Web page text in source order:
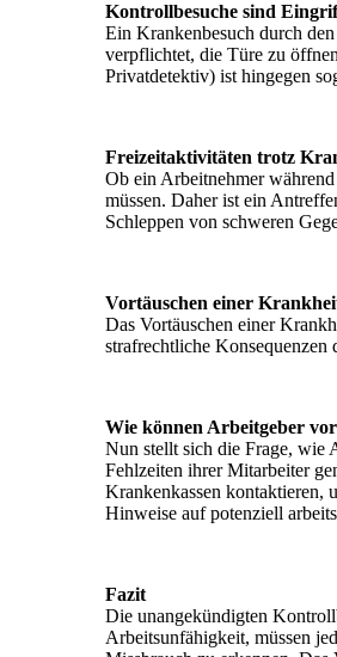
Kontrollbesuche sind
Ein Krankenbesuch durch
verpflichtet, die Türe zu
Privatdetektiv) ist hingegen
Freizeitaktivitäten trotz
Ob ein Arbeitnehmer
müssen. Daher ist ein
Schleppen von schweren
Vortäuschen einer
Das Vortäuschen einer
strafrechtliche Konsequenzen
Wie können Arbeitgeber
Nun stellt sich die Frage, wie
Fehlzeiten ihrer Mitarbeiter
Krankenkassen kontaktieren,
Hinweise auf potenziell
Fazit
Die unangekündigten
Arbeitsunfähigkeit, müssen